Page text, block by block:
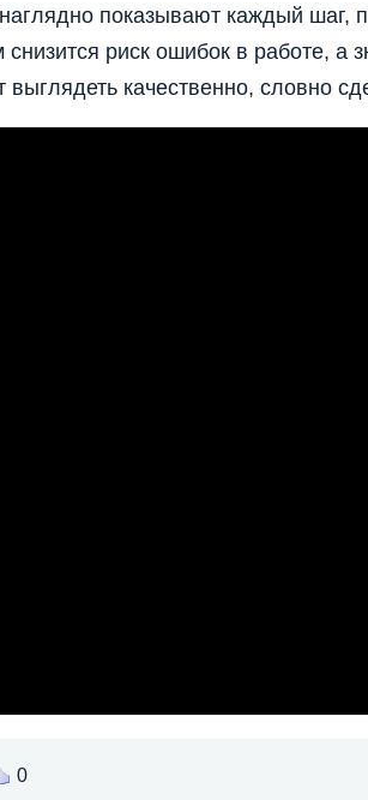
показывают каждый шаг,
риск ошибок в работе, а
выглядеть качественно, словно
0